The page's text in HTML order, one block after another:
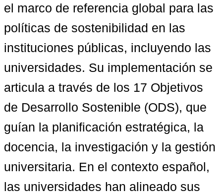
el marco de referencia global para las
políticas de sostenibilidad en las
instituciones públicas, incluyendo las
universidades. Su implementación se
articula a través de los 17 Objetivos
de Desarrollo Sostenible (ODS), que
guían la planificación estratégica, la
docencia, la investigación y la gestión
universitaria. En el contexto español,
las universidades han alineado sus